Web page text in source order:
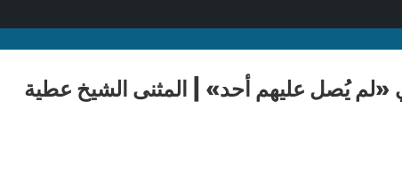
«لم يُصل عليهم أحد» | المثنى الشيخ عطية